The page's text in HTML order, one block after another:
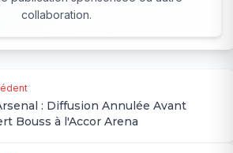
collaboration.
: Diffusion Annulée Avant
Bouss à l'Accor Arena